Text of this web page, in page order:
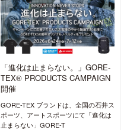
「進化は止まらない。」GORE-
TEX® PRODUCTS CAMPAIGN
開催
GORE-TEX ブランドは、全国の石井ス
ポーツ、アートスポーツにて「進化は
止まらない」GORE-T